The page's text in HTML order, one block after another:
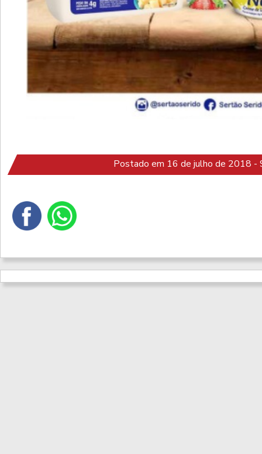
Postado em 16 de julho de 2018 -